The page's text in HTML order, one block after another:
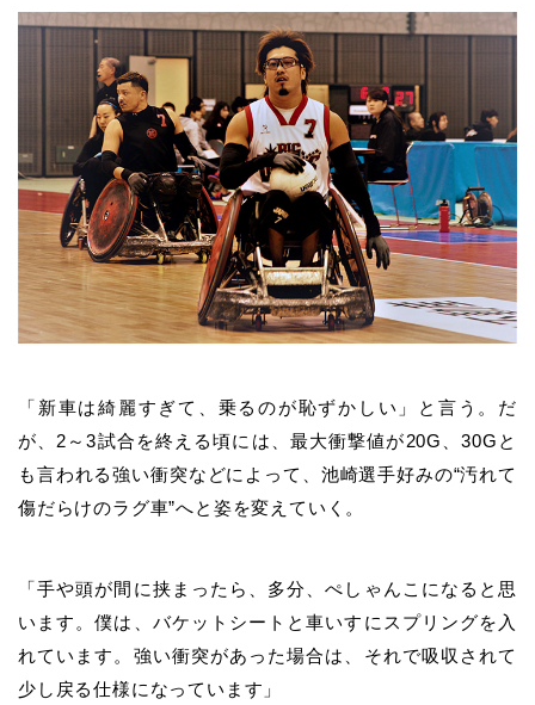
「新車は綺麗すぎて、乗るのが恥ずかしい」と言う。だ
が、2～3試合を終える頃には、最大衝撃値が20G、30G と
も言われる強い衝突などによって、 池崎選手好みの“汚れて
傷だらけのラグ車”へと姿を変えていく。
「手や頭が間に挟まったら、多分、ぺしゃんこになると思
います。僕は、バケットシートと車いすにスプリングを入
れています。強い衝突があった場合は、それで吸収されて
少し戻る仕様になっています」